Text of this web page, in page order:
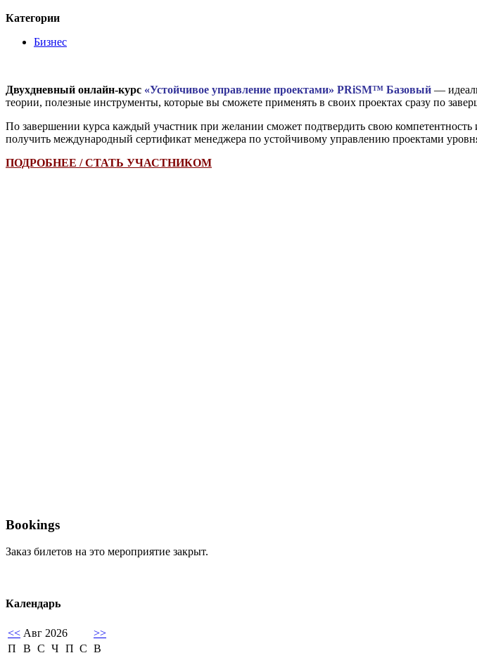
Категории
Бизнес
Двухдневный онлайн-курс «Устойчивое управление проектами» PRiSM™ Базовый —
теории, полезные инструменты, которые вы сможете применять в своих проектах сразу по
По завершении курса каждый участник при желании сможет подтвердить свою
получить международный сертификат менеджера по устойчивому управлению проектами
ПОДРОБНЕЕ / СТАТЬ УЧАСТНИКОМ
Bookings
Заказ билетов на это мероприятие закрыт.
Календарь
<< Авг 2026
>>
П
В С Ч П С В